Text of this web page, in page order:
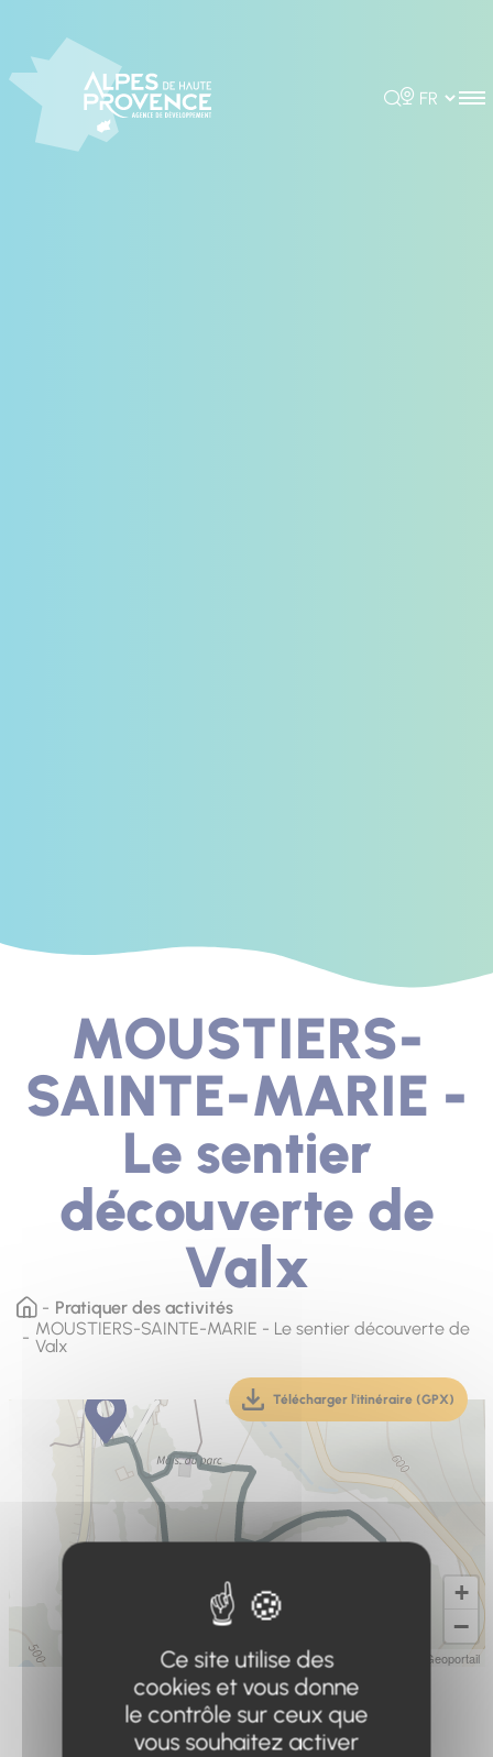
Rechercher
Choisir la
MOUSTIERS-
SAINTE-MARIE -
Le sentier
découverte de
Valx
Pratiquer des activités
MOUSTIERS-SAINTE-MARIE - Le sentier découverte de
Valx
+
−
IGN-F/Geoportail
Télécharger l'itinéraire (GPX)
(téléchargement,
Ce site utilise des
cookies et vous donne
le contrôle sur ceux que
vous souhaitez activer